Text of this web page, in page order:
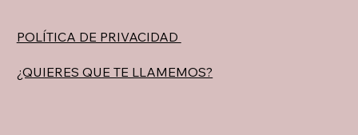
POLÍTICA DE PRIVACIDAD
¿QUIERES QUE TE LLAMEMOS?